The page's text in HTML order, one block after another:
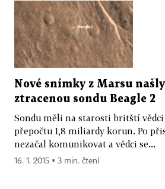
Nové snímky z Marsu
ztracenou sondu Beagle 2
Sondu měli na starosti britští
přepočtu 1,8 miliardy korun. Po
nezačal komunikovat a vědci se...
16. 1. 2015 ▪ 3 min. čtení